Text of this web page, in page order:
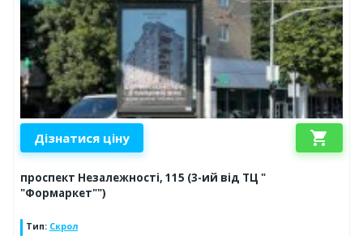
Дізнатися ціну shopping_cart
проспект Незалежності, 115 (3-ий від ТЦ "
"Формаркет"")
Тип: Скрол